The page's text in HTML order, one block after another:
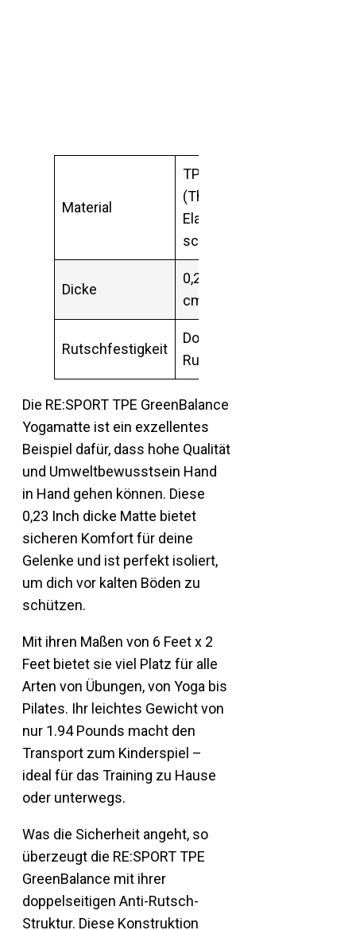
Material
TPE
(Thermoplastische
Elastomere),
schadstofffrei
Dicke
0,23 Inch (ca. 0,6
cm)
Rutschfestigkeit
Doppelseitige Anti-
Rutsch-Struktur
Die RE:SPORT TPE GreenBalance
Yogamatte ist ein exzellentes
Beispiel dafür, dass hohe Qualität
und Umweltbewusstsein Hand
in Hand gehen können. Diese
0,23 Inch dicke Matte bietet
sicheren Komfort für deine
Gelenke und ist perfekt isoliert,
um dich vor kalten Böden zu
schützen.
Mit ihren Maßen von 6 Feet x 2
Feet bietet sie viel Platz für alle
Arten von Übungen, von Yoga bis
Pilates. Ihr leichtes Gewicht von
nur 1.94 Pounds macht den
Transport zum Kinderspiel –
ideal für das Training zu Hause
oder unterwegs.
Was die Sicherheit angeht, so
überzeugt die RE:SPORT TPE
GreenBalance mit ihrer
doppelseitigen Anti-Rutsch-
Struktur. Diese Konstruktion